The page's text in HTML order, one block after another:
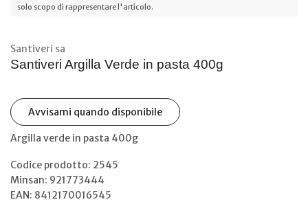
solo scopo di rappresentare l'articolo.
Santiveri sa
Santiveri Argilla Verde in pasta 400g
Avvisami quando disponibile
Argilla verde in pasta 400g
Codice prodotto: 2545
Minsan: 921773444
EAN: 8412170016545